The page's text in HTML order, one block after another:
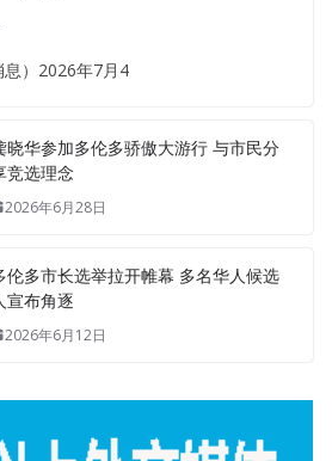
息）2026年7月4
晓华参加多伦多骄傲大游行 与市民分
竞选理念
2026年6月28日
伦多市长选举拉开帷幕 多名华人候选
宣布角逐
2026年6月12日